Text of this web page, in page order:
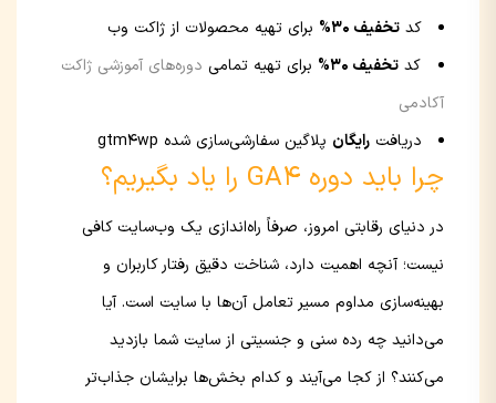
کد تخفیف 30%
برای تهیه محصولات از ژاکت وب
کد تخفیف 30% برای تهیه تمامی دوره‌های آموزشی ژاکت
آکادمی
دریافت رایگان پلاگین سفارشی‌سازی شده gtm4wp
چرا باید دوره GA4 را یاد بگیریم؟
در دنیای رقابتی امروز، صرفاً راه‌اندازی یک وب‌سایت کافی
نیست؛ آنچه اهمیت دارد، شناخت دقیق رفتار کاربران و
بهینه‌سازی مداوم مسیر تعامل آن‌ها با سایت است. آیا
می‌دانید چه رده سنی و جنسیتی از سایت شما بازدید
می‌کنند؟ از کجا می‌آیند و کدام بخش‌ها برایشان جذاب‌تر